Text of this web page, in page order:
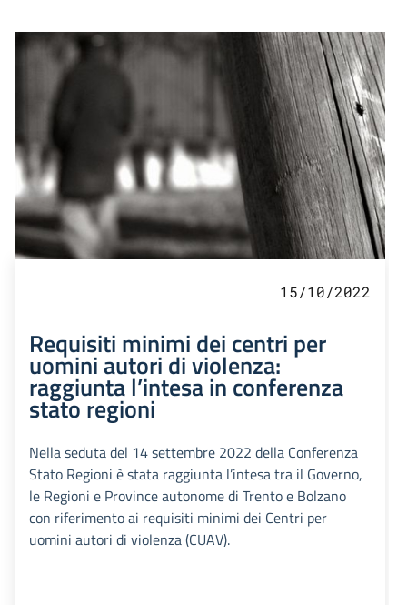
15/10/2022
Requisiti minimi dei centri per
uomini autori di violenza:
raggiunta l’intesa in conferenza
stato regioni
Nella seduta del 14 settembre 2022 della Conferenza
Stato Regioni è stata raggiunta l’intesa tra il Governo,
le Regioni e Province autonome di Trento e Bolzano
con riferimento ai requisiti minimi dei Centri per
uomini autori di violenza (CUAV).